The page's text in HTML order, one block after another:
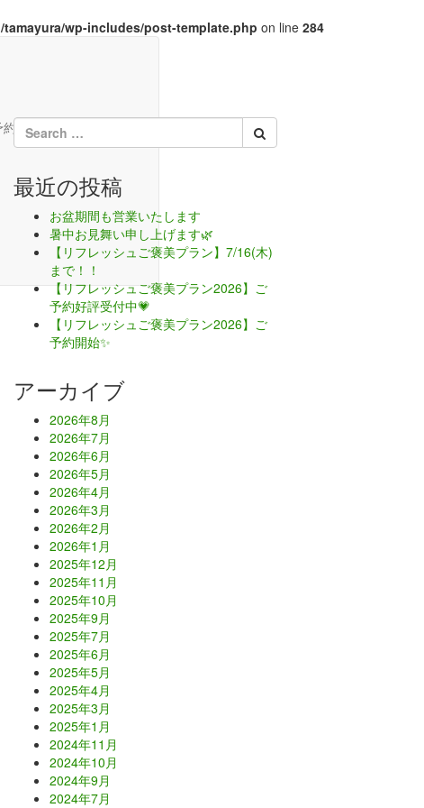
wp-includes/post-template.php on line 284
アロマスクール
最近の投稿
お盆期間も営業いたします
暑中お見舞い申し上げます🌿
【リフレッシュご褒美プラン】7/16(木)
まで！！
【リフレッシュご褒美プラン2026】ご
予約好評受付中💗
【リフレッシュご褒美プラン2026】ご
予約開始✨
アーカイブ
2026年8月
2026年7月
2026年6月
2026年5月
2026年4月
2026年3月
2026年2月
2026年1月
2025年12月
2025年11月
2025年10月
2025年9月
2025年7月
2025年6月
2025年5月
2025年4月
2025年3月
2025年1月
2024年11月
2024年10月
2024年9月
2024年7月